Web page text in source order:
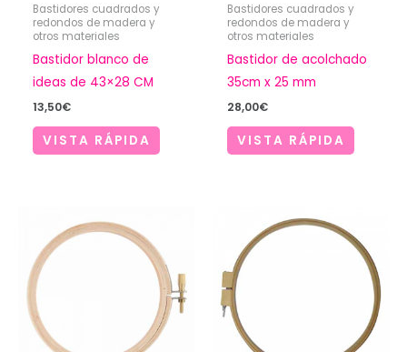
Bastidores cuadrados y
redondos de madera y
otros materiales
Bastidor blanco de
ideas de 43×28 CM
13,50€
VISTA RÁPIDA
Bastidores cuadrados y
redondos de madera y
otros materiales
Bastidor de acolchado
35cm x 25 mm
28,00€
VISTA RÁPIDA